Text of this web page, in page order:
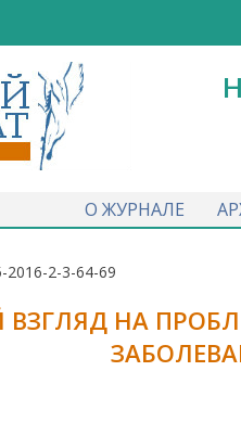
О ЖУРНАЛЕ
2016-2-3-64-69
НА